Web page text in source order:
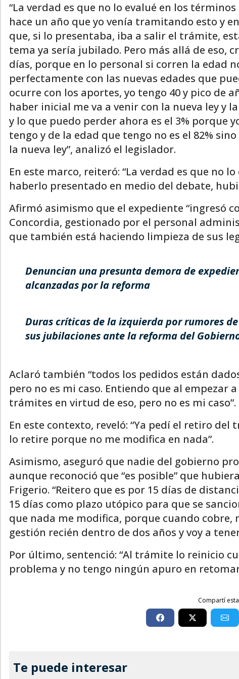
“La verdad es que no lo evalué en los
hace un año que yo venía tramitando esto y
que, si lo presentaba, iba a salir el trámite,
tema ya sería jubilado. Pero más allá de eso,
días, porque en lo personal si corren la edad
perfectamente con las nuevas edades que
ocurre con los aportes, yo tengo 40 y pico de
haber inicial me va a venir con la nueva ley y
y lo que puedo perder ahora es el 3% porque
tengo y de la edad que tengo no es el 82%
la nueva ley”, analizó el legislador.
En este marco, reiteró: “La verdad es que no
haberlo presentado en medio del debate,
Afirmó asimismo que el expediente “ingresó
Concordia, gestionado por el personal
que también está haciendo limpieza de sus
Denuncian una presunta demora de
alcanzadas por la reforma
Duras críticas de la izquierda por rumores
sus jubilaciones ante la reforma del
Aclaró también “todos los pedidos están
pero no es mi caso. Entiendo que al empezar
trámites en virtud de eso, pero no es mi caso”.
En este contexto, reveló: “Ya pedí el retiro
lo retire porque no me modifica en nada”.
Asimismo, aseguró que nadie del gobierno
aunque reconoció que “es posible” que
Frigerio. “Reitero que es por 15 días de
15 días como plazo utópico para que se
que nada me modifica, porque cuando
gestión recién dentro de dos años y voy a
Por último, sentenció: “Al trámite lo reinicio
problema y no tengo ningún apuro en
Compartí
Te puede interesar